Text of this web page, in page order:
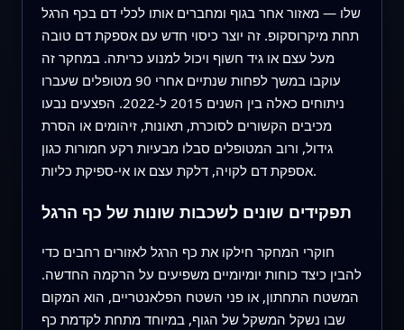
שלו — מאזור אחר בגוף ומחברים אותו לכלי דם בכף הרגל
תחת מיקרוסקופ. זה יוצר כיסוי חדש עם אספקת דם טובה
מעל עצם או גיד חשוף ויכול למנוע כריתה. במחקר זה
עוקבו במשך לפחות שנתיים אחרי 90 מטופלים שעברו
ניתוחים כאלה בין השנים 2015 ל‑2022. הפצעים נבעו
מכיבים הקשורים לסוכרת, תאונות, זיהומים או הסרת
גידול, ורוב המטופלים סבלו מבעיות רקע חמורות כגון
אספקת דם לקויה, דלקת עצם או אי‑ספיקת כליות.
תפקידים שונים לשכבות שונות של כף הרגל
חוקרי המחקר חילקו את כף הרגל לאזורים רחבים כדי
להבין כיצד כוחות יומיומיים משפיעים על הרקמה החדשה.
המשטח התחתון, או פני השטח הפלאנטריים, הוא המקום
שבו נשקל המשקל של הגוף, במיוחד מתחת לקדמת כף